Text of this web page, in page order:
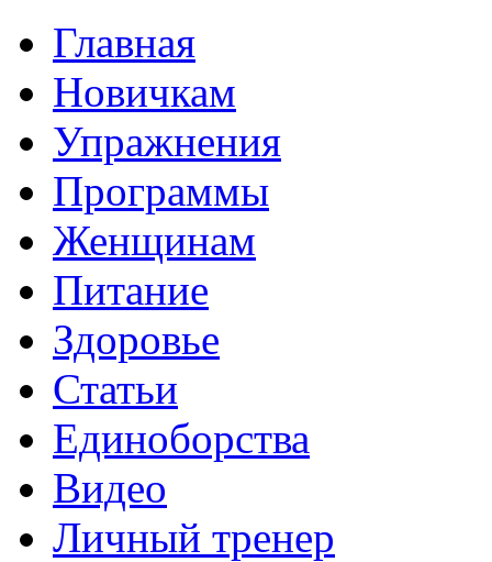
Главная
Новичкам
Упражнения
Программы
Женщинам
Питание
Здоровье
Статьи
Единоборства
Видео
Личный тренер